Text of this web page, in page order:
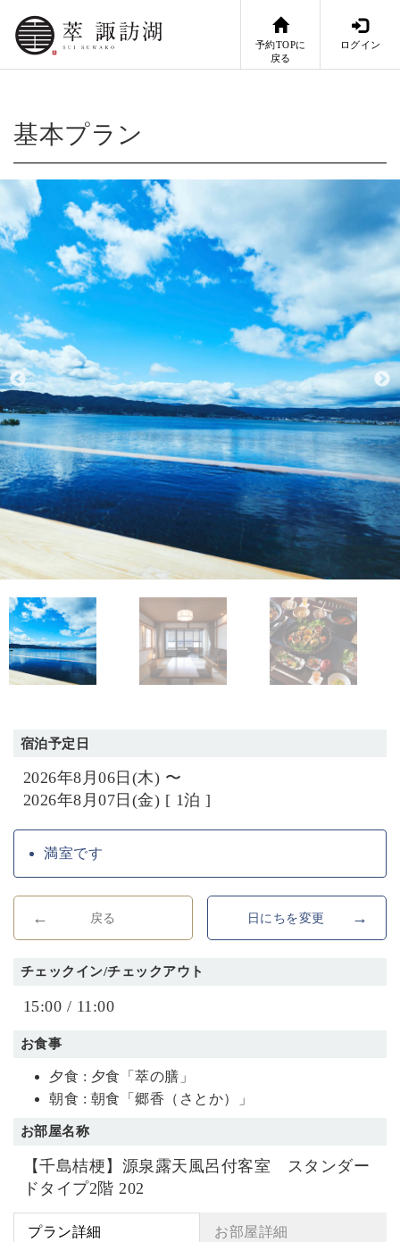
予約TOPに
戻る
ログイン
基本プラン
宿泊予定日
2026年8月06日(木) 〜
2026年8月07日(金) [ 1泊 ]
満室です
戻る 日にちを変更
チェックイン/チェックアウト
15:00 / 11:00
お食事
夕食 : 夕食「萃の膳」
朝食 : 朝食「郷香（さとか）」
お部屋名称
【千島桔梗】源泉露天風呂付客室 スタンダー
ドタイプ2階 202
プラン詳細 お部屋詳細